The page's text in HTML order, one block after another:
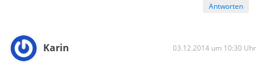
Antworten
Karin 03.12.2014 um 10:30 Uhr